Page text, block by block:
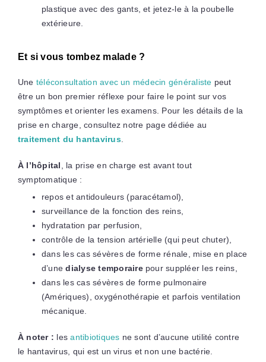
plastique avec des gants, et jetez-le à la poubelle
extérieure.
Et si vous tombez malade ?
Une téléconsultation avec un médecin généraliste peut
être un bon premier réflexe pour faire le point sur vos
symptômes et orienter les examens. Pour les détails de la
prise en charge, consultez notre page dédiée au
traitement du hantavirus.
À l’hôpital
, la prise en charge est avant tout
symptomatique :
repos et antidouleurs (paracétamol),
surveillance de la fonction des reins,
hydratation par perfusion,
contrôle de la tension artérielle (qui peut chuter),
dans les cas sévères de forme rénale, mise en place
d’unedialyse temporairepour suppléer les reins,
dans les cas sévères de forme pulmonaire
(Amériques), oxygénothérapie et parfois ventilation
mécanique.
À noter : lesantibiotiques ne sont d’aucune utilité contre
le hantavirus, qui est un virus et non une bactérie.